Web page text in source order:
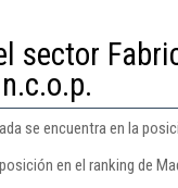
sector
se encuentra en la
en el ranking de